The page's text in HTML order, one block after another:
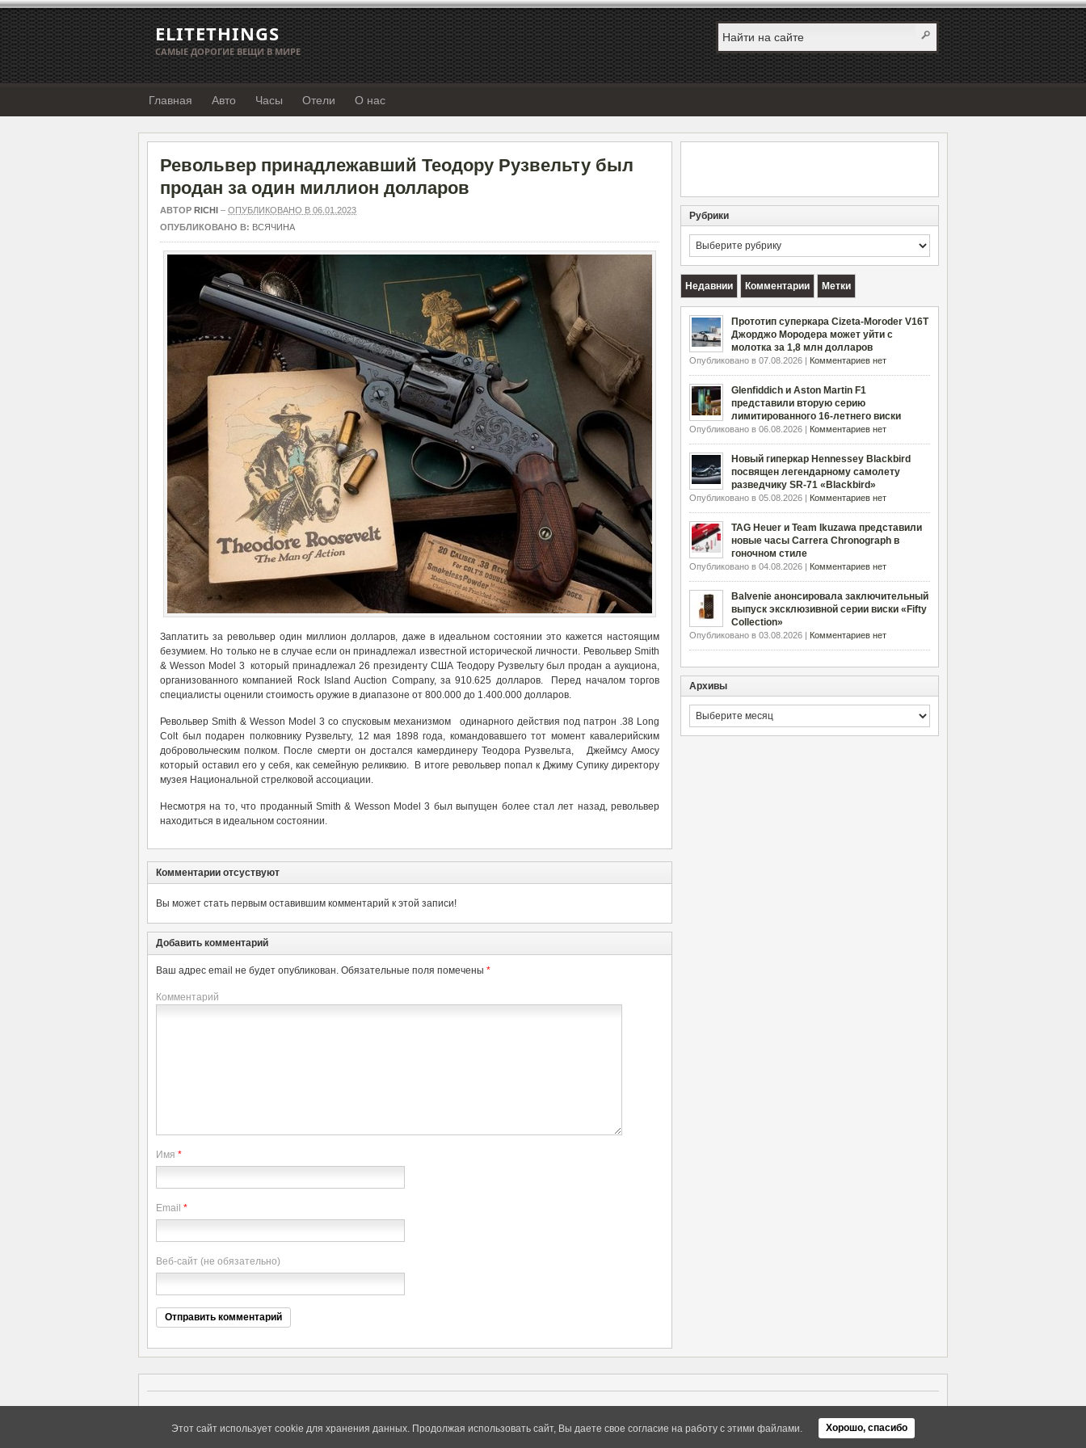
ELITETHINGS
САМЫЕ ДОРОГИЕ ВЕЩИ В МИРЕ
Главная Авто Часы Отели О нас
Револьвер принадлежавший Теодору Рузвельту был
продан за один миллион долларов
АВТОР RICHI – ОПУБЛИКОВАНО В 06.01.2023
ОПУБЛИКОВАНО В: ВСЯЧИНА
Заплатить за револьвер один миллион долларов, даже в идеальном состоянии это кажется настоящим
безумием. Но только не в случае если он принадлежал известной исторической личности. Револьвер Smith
& Wesson Model 3 который принадлежал 26 президенту США Теодору Рузвельту был продан а аукциона,
организованного компанией Rock Island Auction Company, за 910.625 долларов. Перед началом торгов
специалисты оценили стоимость оружие в диапазоне от 800.000 до 1.400.000 долларов.
Револьвер Smith & Wesson Model 3 со спусковым механизмом одинарного действия под патрон .38 Long
Colt был подарен полковнику Рузвельту, 12 мая 1898 года, командовавшего тот момент кавалерийским
добровольческим полком. После смерти он достался камердинеру Теодора Рузвельта, Джеймсу Амосу
который оставил его у себя, как семейную реликвию. В итоге револьвер попал к Джиму Супику директору
музея Национальной стрелковой ассоциации.
Несмотря на то, что проданный Smith & Wesson Model 3 был выпущен более стал лет назад, револьвер
находиться в идеальном состоянии.
Комментарии отсуствуют
Вы может стать первым оставившим комментарий к этой записи!
Добавить комментарий
Ваш адрес email не будет опубликован. Обязательные поля помечены *
Комментарий
Имя *
Email *
Веб-сайт (не обязательно)
Рубрики
Рубрики
Недавнии Комментарии Метки
Прототип суперкара Cizeta-Moroder V16T
Джорджо Мородера может уйти с
молотка за 1,8 млн долларов
Опубликовано в 07.08.2026 | Комментариев нет
Glenfiddich и Aston Martin F1
представили вторую серию
лимитированного 16-летнего виски
Опубликовано в 06.08.2026 | Комментариев нет
Новый гиперкар Hennessey Blackbird
посвящен легендарному самолету
разведчику SR-71 «Blackbird»
Опубликовано в 05.08.2026 | Комментариев нет
TAG Heuer и Team Ikuzawa представили
новые часы Carrera Chronograph в
гоночном стиле
Опубликовано в 04.08.2026 | Комментариев нет
Balvenie анонсировала заключительный
выпуск эксклюзивной серии виски «Fifty
Collection»
Опубликовано в 03.08.2026 | Комментариев нет
Архивы
Архивы
Этот сайт использует cookie для хранения данных. Продолжая использовать сайт, Вы даете свое согласие на работу с этими файлами. Хорошо, спасибо